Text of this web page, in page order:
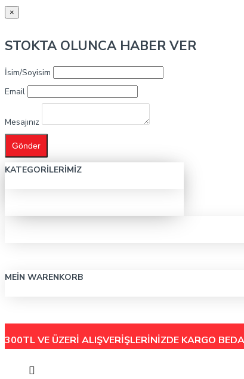
×
STOKTA OLUNCA HABER VER
İsim/Soyisim
Email
Mesajınız
Gönder
KATEGORILERIMIZ
MEIN WARENKORB
300TL VE ÜZERİ ALIŞVERİŞLERİNİZDE KARGO